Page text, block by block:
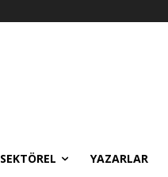
SEKTÖREL YAZARLAR